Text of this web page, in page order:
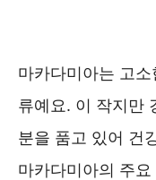
마카다미아는 고
류예요. 이 작지만
분을 품고 있어 건
마카다미아의 주